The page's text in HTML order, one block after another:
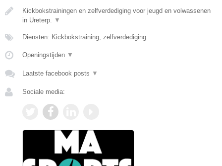
Kickbokstrainingen en zelfverdediging voor jeugd en volwassenen
in Ureterp. ▼
Diensten: Kickbokstraining, zelfverdediging
Openingstijden ▼
Laatste facebook posts ▼
Sociale media: